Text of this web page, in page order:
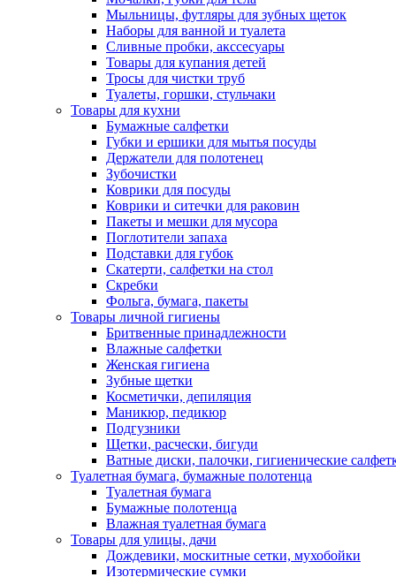
Мыльницы, футляры для зубных щеток
Наборы для ванной и туалета
Сливные пробки, акссесуары
Товары для купания детей
Тросы для чистки труб
Туалеты, горшки, стульчаки
Товары для кухни
Бумажные салфетки
Губки и ершики для мытья посуды
Держатели для полотенец
Зубочистки
Коврики для посуды
Коврики и ситечки для раковин
Пакеты и мешки для мусора
Поглотители запаха
Подставки для губок
Скатерти, салфетки на стол
Скребки
Фольга, бумага, пакеты
Товары личной гигиены
Бритвенные принадлежности
Влажные салфетки
Женская гигиена
Зубные щетки
Косметички, депиляция
Маникюр, педикюр
Подгузники
Щетки, расчески, бигуди
Ватные диски, палочки, гигиенические
Туалетная бумага, бумажные полотенца
Туалетная бумага
Бумажные полотенца
Влажная туалетная бумага
Товары для улицы, дачи
Дождевики, москитные сетки, мухобойки
Изотермические сумки